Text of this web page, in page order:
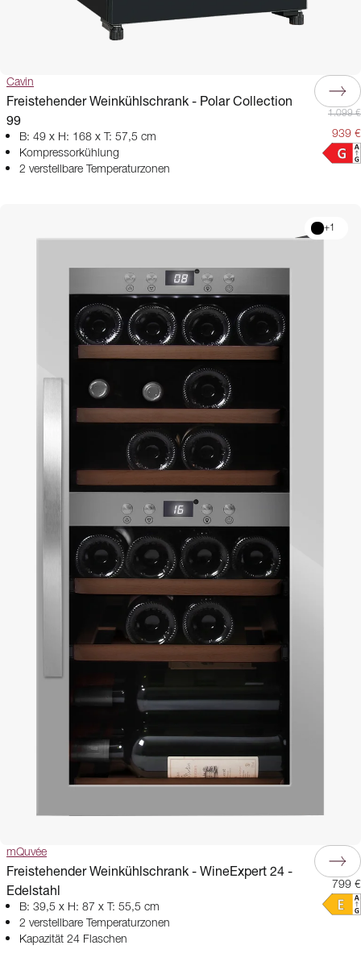
Cavin
Freistehender Weinkühlschrank - Polar Collection
99
B: 49 x H: 168 x T: 57,5 cm
Kompressorkühlung
2 verstellbare Temperaturzonen
1.099 €
939 €
+1
mQuvée
Freistehender Weinkühlschrank - WineExpert 24 -
Edelstahl
B: 39,5 x H: 87 x T: 55,5 cm
2 verstellbare Temperaturzonen
Kapazität 24 Flaschen
799 €